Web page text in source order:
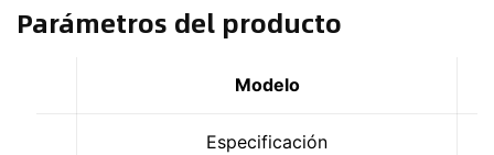
Parámetros del producto
Modelo
Especificación